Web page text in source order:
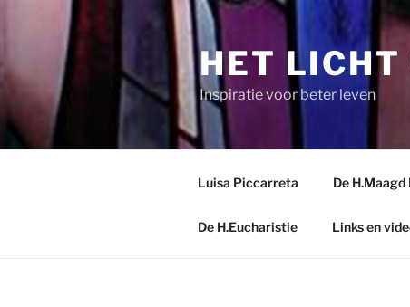
inhoud
HET LICHT
Inspiratie voor beter leven
Luisa Piccarreta De
De H.Eucharistie Links en